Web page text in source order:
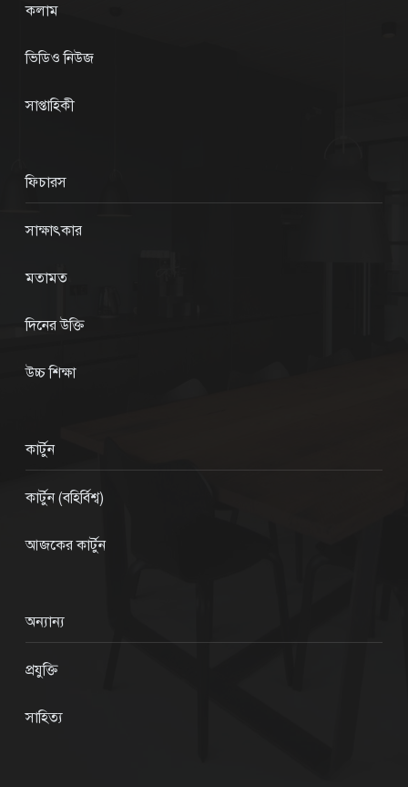
কলাম
ভিডিও নিউজ
সাপ্তাহিকী
ফিচারস
সাক্ষাৎকার
মতামত
দিনের উক্তি
উচ্চ শিক্ষা
কার্টুন
কার্টুন (বহির্বিশ্ব)
আজকের কার্টুন
অন্যান্য
প্রযুক্তি
সাহিত্য